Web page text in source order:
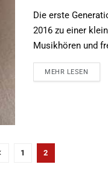
Die erste
2016 zu einer
Musikhören und
MEHR LESEN
1 2